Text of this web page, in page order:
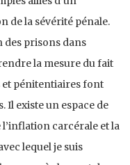
de la sévérité pénale.
des prisons dans
la mesure du fait
et pénitentiaires font
Il existe un espace de
carcérale et la
lequel je suis